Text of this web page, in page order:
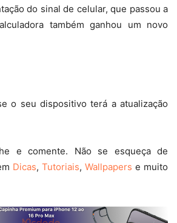
do sinal de celular, que passou a
também ganhou um novo
o seu dispositivo terá a atualização
e comente. Não se esqueça de
Dicas, Tutoriais, Wallpapers e muito